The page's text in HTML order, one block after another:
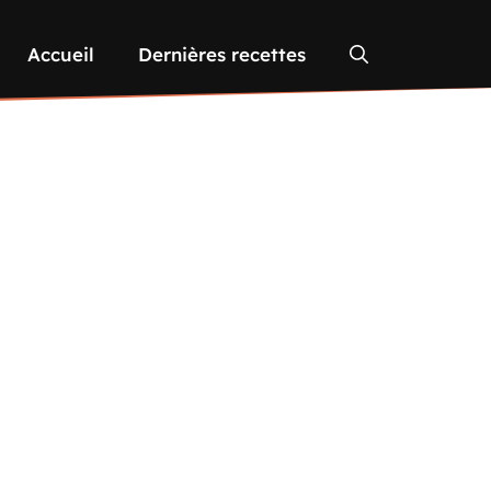
Accueil Dernières recettes